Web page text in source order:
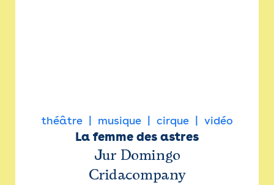
théâtre musique cirque vidéo
La femme des astres
Jur Domingo
Cridacompany